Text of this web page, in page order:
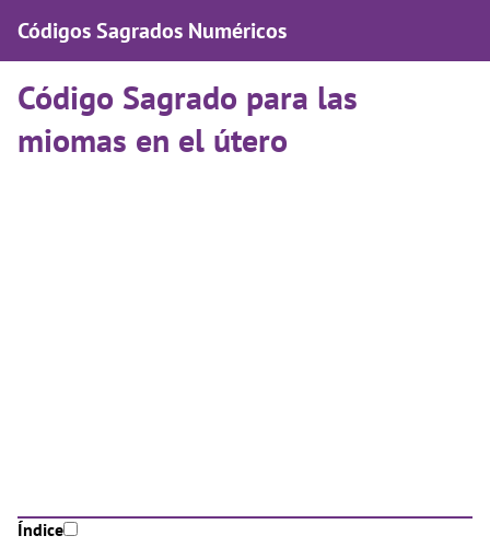
Códigos Sagrados Numéricos
Código Sagrado para las
miomas en el útero
Índice